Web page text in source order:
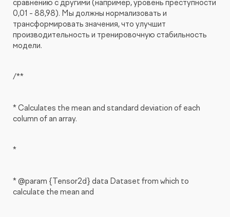
сравнению с другими (например, уровень преступности
0,01 - 88,98). Мы должны нормализовать и
трансформировать значения, что улучшит
производительность и тренировочную стабильность
модели.
/**
* Calculates the mean and standard deviation of each
column of an array.
*
* @param {Tensor2d} data Dataset from which to
calculate the mean and